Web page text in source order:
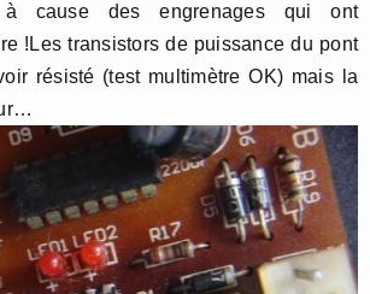
à cause des engrenages qui ont
!Les transistors de puissance du pont
résisté (test multimètre OK) mais la